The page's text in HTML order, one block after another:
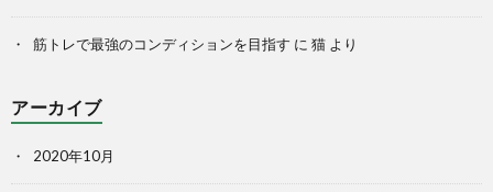
筋トレで最強のコンディションを目指す に 猫 より
アーカイブ
2020年10月